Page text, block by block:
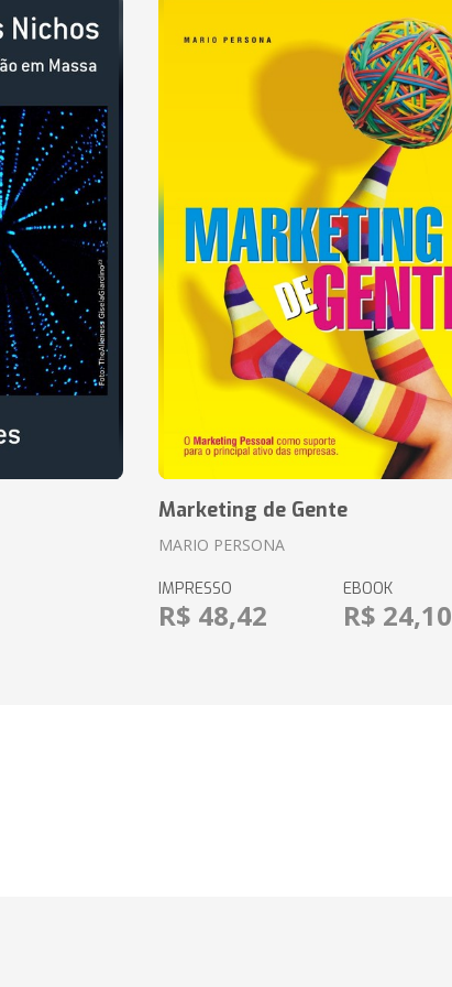
Marketing de Gente
MARIO PERSONA
IMPRESSO
R$ 48,42
EBOOK
R$ 24,10